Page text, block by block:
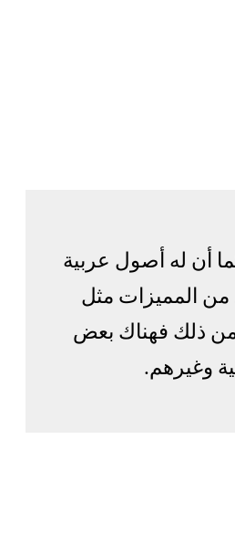
أن له أصول عربية
من المميزات مثل
من ذلك فهناك بعض
وغيرهم.